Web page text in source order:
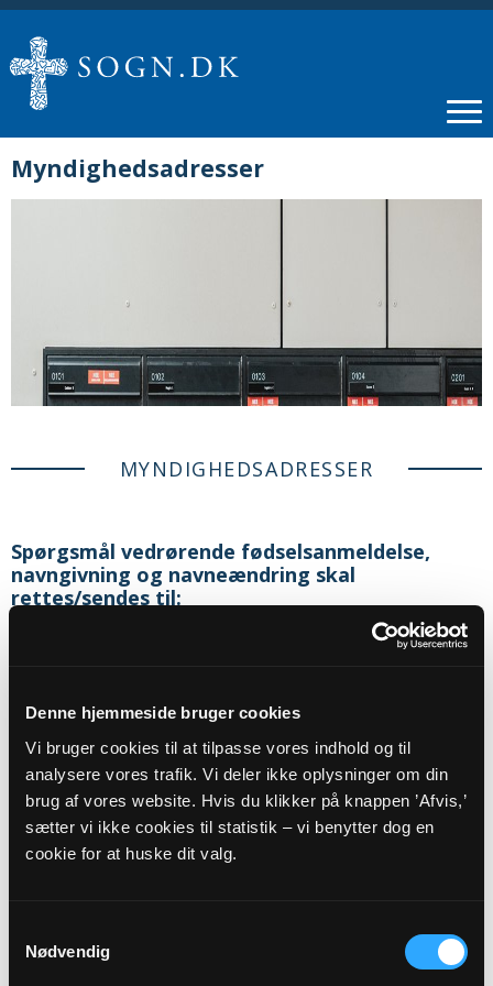
Denne hjemmeside bruger cookies
Vi bruger cookies til at tilpasse vores indhold og til
analysere vores trafik. Vi deler ikke oplysninger om din
brug af vores website. Hvis du klikker på knappen ’Afvis,’
sætter vi ikke cookies til statistik – vi benytter dog en
cookie for at huske dit valg.
Nødvendig
Myndighedsadresser
MYNDIGHEDSADRESSER
Spørgsmål vedrørende fødselsanmeldelse,
navngivning og navneændring skal
rettes/sendes til:
keldby.sogn@km.dk
Sikker henvendelse
Eller til:
4791Borre